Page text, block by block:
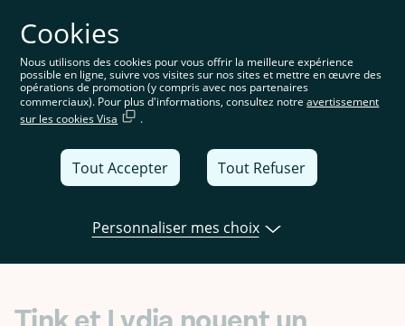
Vous êtes sur le site français. Choisissez votre pays ou
votre région pour voir le contenu spécifique à
l'emplacement
France
United
Global
España
Open banking Produits
Cookies
Nous utilisons des cookies pour vous offrir la meilleure expérience
possible en ligne, suivre vos visites sur nos sites et mettre en œuvre des
opérations de promotion (y compris avec nos partenaires
commerciaux). Pour plus d'informations, consultez notreavertissement
sur les cookies Visa
.
Tout Accepter Tout Refuser
Personnaliser mes choix